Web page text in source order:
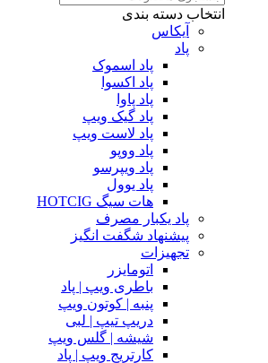
انتخاب دسته بندی
آیکاس
پاد
پاد اسموک
پاد اکسوا
پاد پاوا
پاد گیک ویپ
پاد لاست ویپ
پاد ووپو
پاد ویپرسو
پاد یوول
هات سیگ HOTCIG
پاد یکبار مصرف
پیشنهاد شگفت انگیز
تجهیزات
اتومایزر
باطری ویپ | پاد
پنبه | کوتون ویپ
دریپ تیپ | لبی
شیشه | گلس ویپ
کارتریج ویپ | پاد